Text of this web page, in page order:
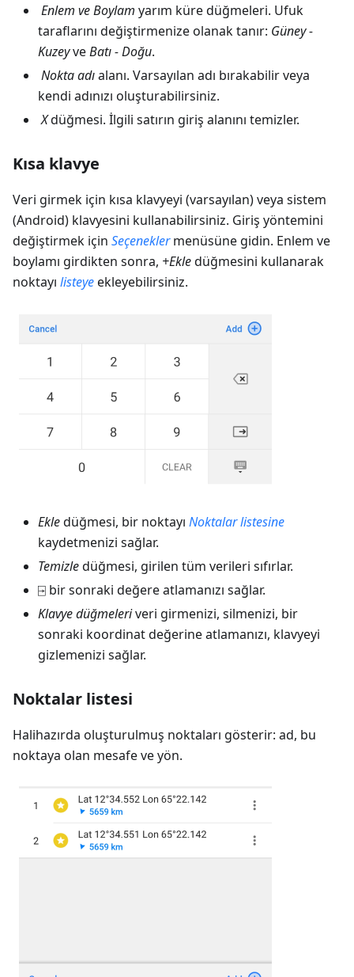
Enlem veBoylam yarım küre düğmeleri. Ufuk
taraflarını değiştirmenize olanak tanır: Güney -
KuzeyveBatı - Doğu.
Nokta adıalanı. Varsayılan adı bırakabilir veya
kendi adınızı oluşturabilirsiniz.
Xdüğmesi. İlgili satırın giriş alanını temizler.
Kısa klavye
Veri girmek için kısa klavyeyi (varsayılan) veya sistem
(Android) klavyesini kullanabilirsiniz. Giriş yöntemini
değiştirmek için Seçeneklermenüsüne gidin. Enlem ve
boylamı girdikten sonra, +Ekledüğmesini kullanarak
noktayı listeyeekleyebilirsiniz.
Ekledüğmesi, bir noktayı Noktalar listesine
kaydetmenizi sağlar.
Temizledüğmesi, girilen tüm verileri sıfırlar.
⍈ bir sonraki değere atlamanızı sağlar.
Klavye düğmeleriveri girmenizi, silmenizi, bir
sonraki koordinat değerine atlamanızı, klavyeyi
gizlemenizi sağlar.
Noktalar listesi
Halihazırda oluşturulmuş noktaları gösterir: ad, bu
noktaya olan mesafe ve yön.